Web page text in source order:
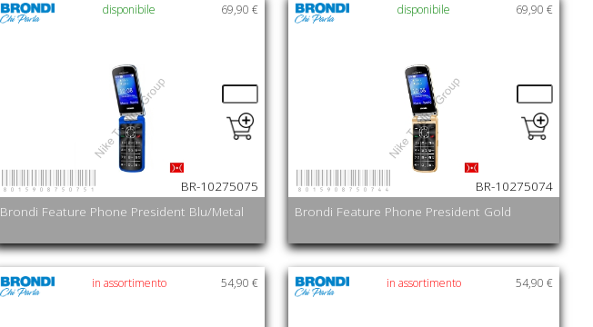
69,90 €
Brondi Feature Phone President Blu/Metal
disponibile
BR-10275075
8015908750751
69,90 €
Brondi Feature Phone President Gold
disponibile
BR-10275074
8015908750744
54,90 €
in assortimento 54,90 €
in assortimento